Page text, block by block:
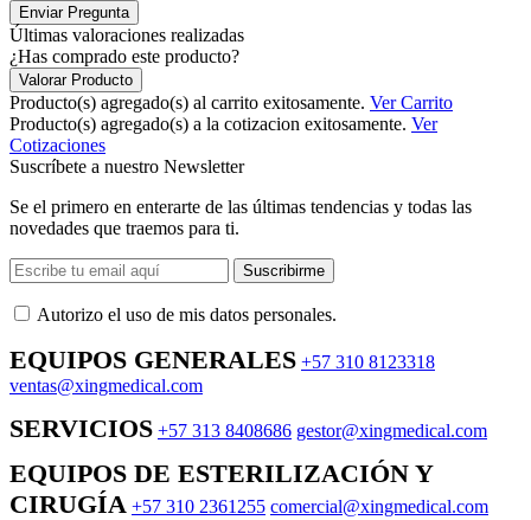
Enviar Pregunta
Últimas valoraciones realizadas
¿Has comprado este producto?
Valorar Producto
Producto(s) agregado(s) al carrito exitosamente. Ver Carrito
Producto(s) agregado(s) a la cotizacion exitosamente. Ver
Cotizaciones
Suscríbete a nuestro Newsletter
Se el primero en enterarte de las últimas tendencias y todas las
novedades que traemos para ti.
Suscribirme
Autorizo ​​el uso de mis datos personales.
EQUIPOS GENERALES +57 310 8123318
ventas@xingmedical.com
SERVICIOS +57 313 8408686 gestor@xingmedical.com
EQUIPOS DE ESTERILIZACIÓN Y
CIRUGÍA +57 310 2361255 comercial@xingmedical.com